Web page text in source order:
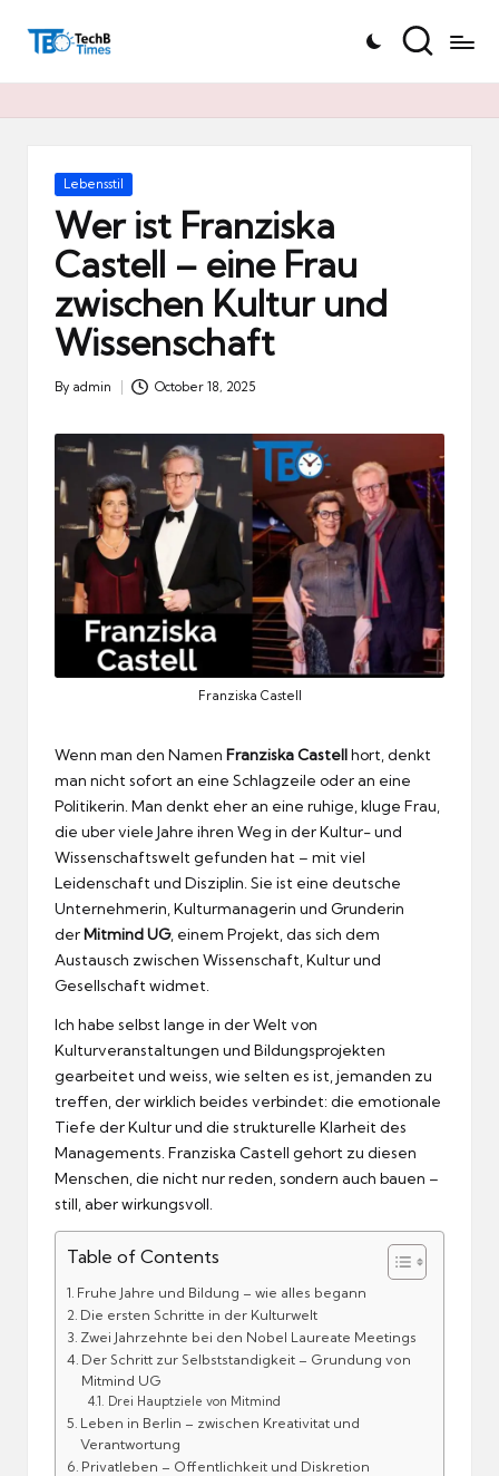
T
h
Posted
Lebensstil
Wer ist Franziska
Castell – eine Frau
zwischen Kultur und
Wissenschaft
Posted
By admin October 18, 2025
Franziska Castell
Wenn man den Namen Franziska Castellhort, denkt
man nicht sofort an eine Schlagzeile oder an eine
Politikerin. Man denkt eher an eine ruhige, kluge Frau,
die uber viele Jahre ihren Weg in der Kultur- und
Wissenschaftswelt gefunden hat – mit viel
Leidenschaft und Disziplin. Sie ist eine deutsche
Unternehmerin, Kulturmanagerin und Grunderin
derMitmind UG, einem Projekt, das sich dem
Austausch zwischen Wissenschaft, Kultur und
Gesellschaft widmet.
Ich habe selbst lange in der Welt von
Kulturveranstaltungen und Bildungsprojekten
gearbeitet und weiss, wie selten es ist, jemanden zu
treffen, der wirklich beides verbindet: die emotionale
Tiefe der Kultur und die strukturelle Klarheit des
Managements. Franziska Castell gehort zu diesen
Menschen, die nicht nur reden, sondern auch bauen –
still, aber wirkungsvoll.
Table of Contents
Fruhe Jahre und Bildung – wie alles begann
Die ersten Schritte in der Kulturwelt
Zwei Jahrzehnte bei den Nobel Laureate Meetings
Der Schritt zur Selbststandigkeit – Grundung von
Mitmind UG
Drei Hauptziele von Mitmind
Leben in Berlin – zwischen Kreativitat und
Verantwortung
Privatleben – Offentlichkeit und Diskretion